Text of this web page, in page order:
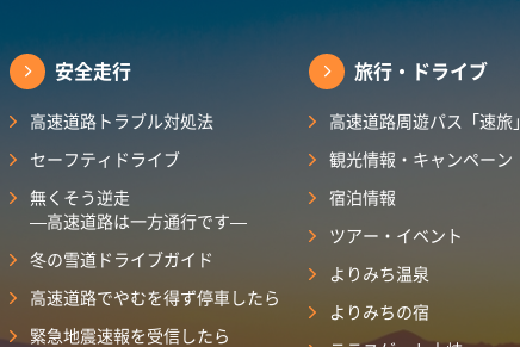
安全走行
高速道路トラブル対処法
セーフティドライブ
無くそう逆走
―高速道路は一方通行です―
冬の雪道ドライブガイド
高速道路でやむを得ず停車したら
緊急地震速報を受信したら
旅行・ドライブ
高速道路周遊パス「速旅」
観光情報・キャンペーン
宿泊情報
ツアー・イベント
よりみち温泉
よりみちの宿